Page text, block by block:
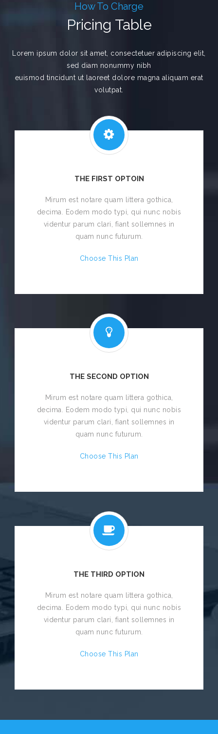
How To Charge
Pricing Table
Lorem ipsum dolor sit amet, consectetuer adipiscing elit,
sed diam nonummy nibh
euismod tincidunt ut laoreet dolore magna aliquam erat
volutpat.
THE FIRST OPTOIN
Mirum est notare quam littera gothica,
decima. Eodem modo typi, qui nunc nobis
videntur parum clari, fiant sollemnes in
quam nunc futurum.
Choose This Plan
THE SECOND OPTION
Mirum est notare quam littera gothica,
decima. Eodem modo typi, qui nunc nobis
videntur parum clari, fiant sollemnes in
quam nunc futurum.
Choose This Plan
THE THIRD OPTION
Mirum est notare quam littera gothica,
decima. Eodem modo typi, qui nunc nobis
videntur parum clari, fiant sollemnes in
quam nunc futurum.
Choose This Plan